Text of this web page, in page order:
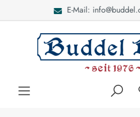
Bei Fragen: 040 -